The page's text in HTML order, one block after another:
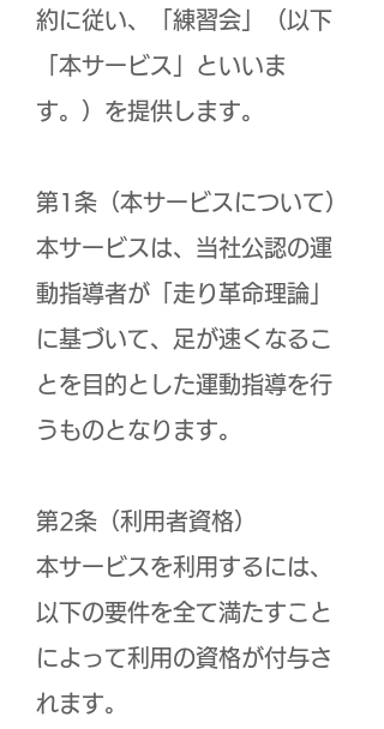
約に従い、「練習会」（以下
「本サービス」といいま
す。）を提供します。
第1条（本サービスについて）
本サービスは、当社公認の運
動指導者が「走り革命理論」
に基づいて、足が速くなるこ
とを目的とした運動指導を行
うものとなります。
第2条（利用者資格）
本サービスを利用するには、
以下の要件を全て満たすこと
によって利用の資格が付与さ
れます。